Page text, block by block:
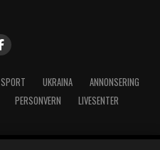
SPORT UKRAINA
ANNONSERING
PERSONVERN LIVESENTER